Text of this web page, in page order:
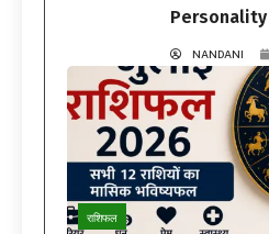
NANDANI
राशिफल